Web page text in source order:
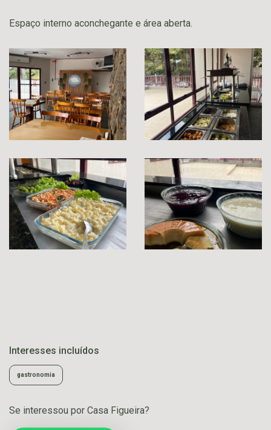
Espaço interno aconchegante e área aberta.
Interesses incluídos
gastronomia
Se interessou por Casa Figueira?